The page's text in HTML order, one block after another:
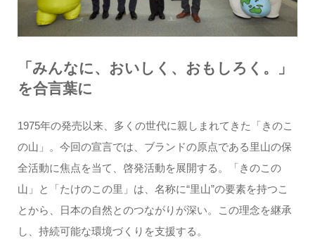
「みんなに、おいしく、おもしろく。」
を合言葉に
1975年の発売以来、多くの世代に親しまれてきた「きのこ
の山」。今回の宣言では、ブランドの原点である里山の保
全活動に焦点を当て、啓発活動を展開する。「きのこの
山」と「たけのこの里」は、名称に“里山”の要素を持つこ
とから、日本の自然とのつながりが深い。この理念を継承
し、持続可能な環境づくりを支援する。